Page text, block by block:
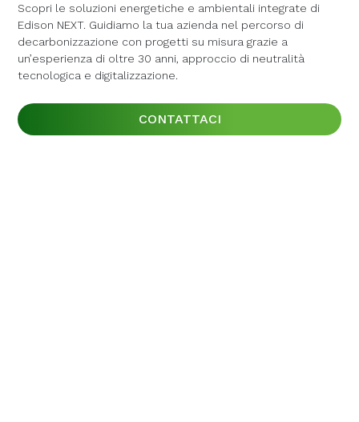
Scopri le soluzioni energetiche e ambientali integrate di
Edison NEXT. Guidiamo la tua azienda nel percorso di
decarbonizzazione con progetti su misura grazie a
un’esperienza di oltre 30 anni, approccio di neutralità
tecnologica e digitalizzazione.
CONTATTACI
Scopri le soluzioni energetiche e ambientali integrate di
Edison NEXT. Guidiamo la tua azienda nel percorso di
decarbonizzazione con progetti su misura grazie a
un’esperienza di oltre 30 anni, approccio di neutralità
tecnologica e digitalizzazione.
CONTATTACI
Scopri le soluzioni energetiche e ambientali integrate di
Edison NEXT. Guidiamo la tua azienda nel percorso di
decarbonizzazione con progetti su misura grazie a
un’esperienza di oltre 30 anni, approccio di neutralità
tecnologica e digitalizzazione.
CONTATTACI